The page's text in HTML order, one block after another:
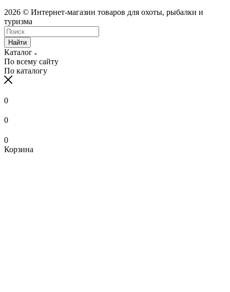
2026 © Интернет-магазин товаров для охоты, рыбалки и
туризма
Найти
Каталог
По всему сайту
По каталогу
0
0
0
Корзина